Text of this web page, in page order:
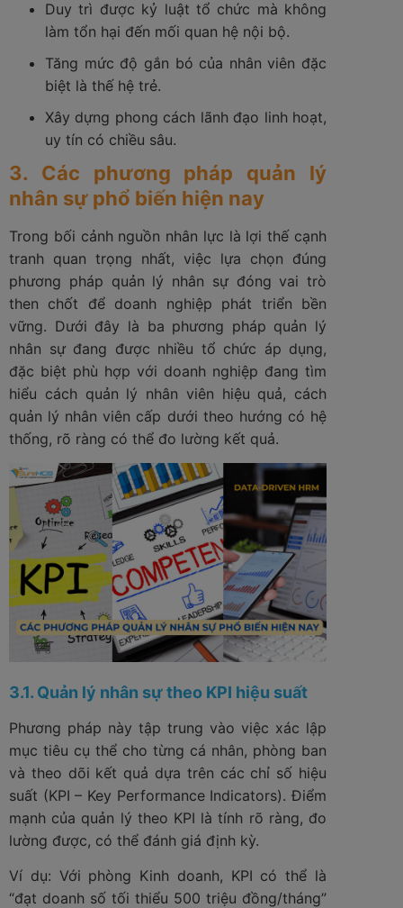
Duy trì được kỷ luật tổ chức mà không
làm tổn hại đến mối quan hệ nội bộ.
Tăng mức độ gắn bó của nhân viên đặc
biệt là thế hệ trẻ.
Xây dựng phong cách lãnh đạo linh hoạt,
uy tín có chiều sâu.
3. Các phương pháp quản lý
nhân sự phổ biến hiện nay
Trong bối cảnh nguồn nhân lực là lợi thế cạnh
tranh quan trọng nhất, việc lựa chọn đúng
phương pháp quản lý nhân sự đóng vai trò
then chốt để doanh nghiệp phát triển bền
vững. Dưới đây là ba phương pháp quản lý
nhân sự đang được nhiều tổ chức áp dụng,
đặc biệt phù hợp với doanh nghiệp đang tìm
hiểu cách quản lý nhân viên hiệu quả, cách
quản lý nhân viên cấp dưới theo hướng có hệ
thống, rõ ràng có thể đo lường kết quả.
3.1. Quản lý nhân sự theo KPI hiệu suất
Phương pháp này tập trung vào việc xác lập
mục tiêu cụ thể cho từng cá nhân, phòng ban
và theo dõi kết quả dựa trên các chỉ số hiệu
suất (KPI – Key Performance Indicators). Điểm
mạnh của quản lý theo KPI là tính rõ ràng, đo
lường được, có thể đánh giá định kỳ.
Ví dụ: Với phòng Kinh doanh, KPI có thể là
“đạt doanh số tối thiểu 500 triệu đồng/tháng”